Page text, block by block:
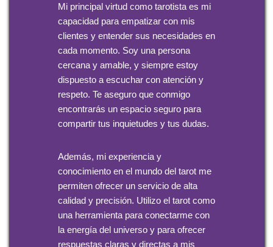
Mi principal virtud como tarotista es mi
capacidad para empatizar con mis
clientes y entender sus necesidades en
cada momento. Soy una persona
cercana y amable, y siempre estoy
dispuesto a escuchar con atención y
respeto. Te aseguro que conmigo
encontrarás un espacio seguro para
compartir tus inquietudes y tus dudas.
Además, mi experiencia y
conocimiento en el mundo del tarot me
permiten ofrecer un servicio de alta
calidad y precisión. Utilizo el tarot como
una herramienta para conectarme con
la energía del universo y para ofrecer
respuestas claras y directas a mis